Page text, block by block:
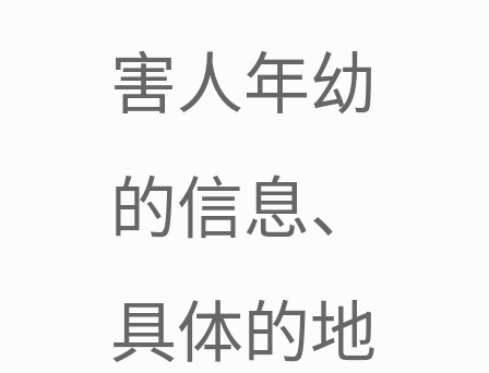
害人年幼
的信息、
具体的地